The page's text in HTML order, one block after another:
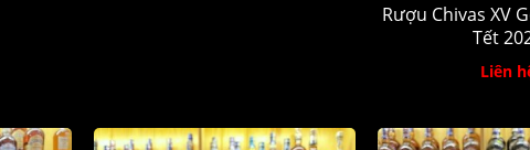
Rượu Chivas XV
Tết
Liên